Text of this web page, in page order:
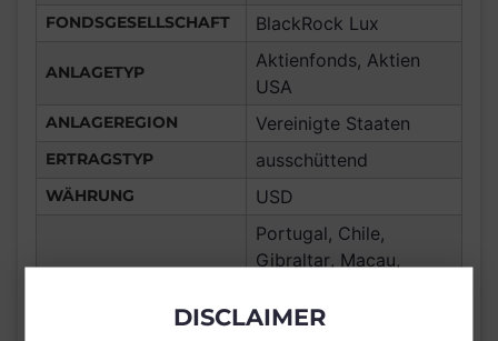
FONDSGESELLSCHAFT BlackRock Lux
ANLAGETYP
Aktienfonds, Aktien
USA
ANLAGEREGION Vereinigte Staaten
ERTRAGSTYP ausschüttend
WÄHRUNG
USD
Portugal, Chile,
Gibraltar, Macau,
Deutschland, Spanien,
DISCLAIMER